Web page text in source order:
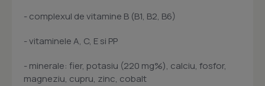
- complexul de vitamine B (B1, B2, B6)
- vitaminele A, C, E si PP
- minerale: fier, potasiu (220 mg%), calciu, fosfor,
magneziu, cupru, zinc, cobalt